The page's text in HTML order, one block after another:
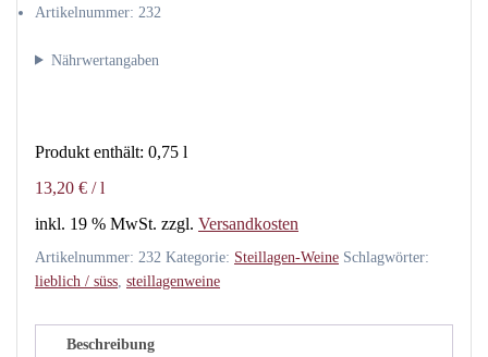
-
Paulushof
-
0,75
Menge
Artikelnummer: 232
Nährwertangaben
Produkt enthält: 0,75 l
13,20 € /l
inkl. 19 % MwSt. zzgl. Versandkosten
Artikelnummer: 232 Kategorie: Steillagen-Weine Schlagwörter:
lieblich / süss steillagenweine
Beschreibung